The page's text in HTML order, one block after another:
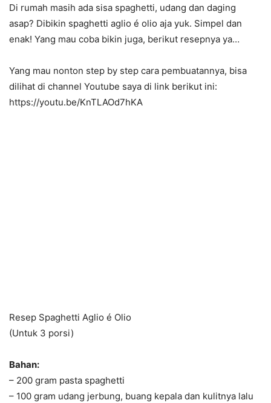
Di rumah masih ada sisa spaghetti, udang dan daging
asap? Dibikin spaghetti aglio é olio aja yuk. Simpel dan
enak! Yang mau coba bikin juga, berikut resepnya ya…
Yang mau nonton step by step cara pembuatannya, bisa
dilihat di channel Youtube saya di link berikut ini:
https://youtu.be/KnTLAOd7hKA
Resep Spaghetti Aglio é Olio
(Untuk 3 porsi)
Bahan:
– 200 gram pasta spaghetti
– 100 gram udang jerbung, buang kepala dan kulitnya lalu